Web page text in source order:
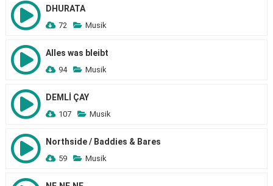
DHURATA
72 Musik
Alles was bleibt
94 Musik
DEMLİ ÇAY
107 Musik
Northside / Baddies & Bares
59 Musik